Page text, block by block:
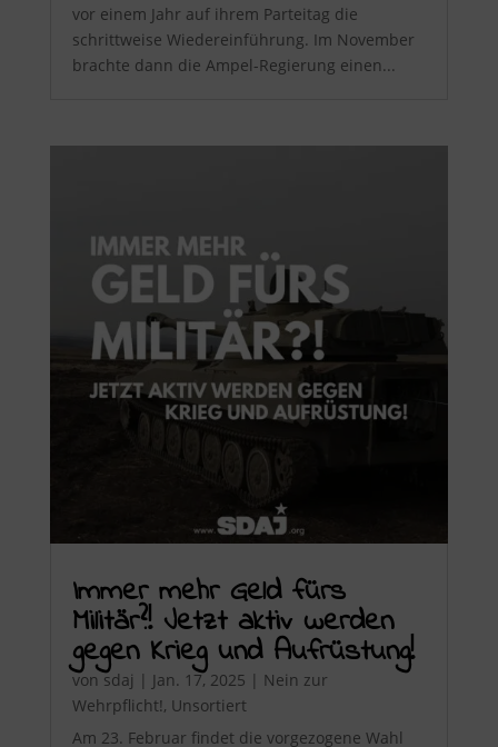
vor einem Jahr auf ihrem Parteitag die
schrittweise Wiedereinführung. Im November
brachte dann die Ampel-Regierung einen...
Immer mehr Geld fürs
Militär?! Jetzt aktiv werden
gegen Krieg und Aufrüstung!
von sdaj | Jan. 17, 2025 | Nein zur
Wehrpflicht!, Unsortiert
Am 23. Februar findet die vorgezogene Wahl